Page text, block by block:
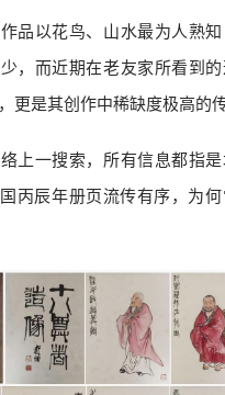
品以花鸟、山水最为人熟
，而近期在老友家所看到
更是其创作中稀缺度极高的传
上一搜索，所有信息都指是
丙辰年册页流传有序，为何